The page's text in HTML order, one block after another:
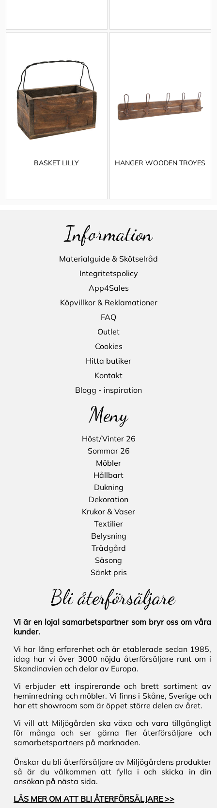
BASKET LILLY HANGER WOODEN TROYES
Information
Materialguide & Skötselråd
Integritetspolicy
App4Sales
Köpvillkor & Reklamationer
FAQ
Outlet
Cookies
Hitta butiker
Kontakt
Blogg - inspiration
Meny
Höst/Vinter 26
Sommar 26
Möbler
Hållbart
Dukning
Dekoration
Krukor & Vaser
Textilier
Belysning
Trädgård
Säsong
Sänkt pris
Bli återförsäljare
Vi är en lojal samarbetspartner som bryr oss om våra
kunder.
Vi har lång erfarenhet och är etablerade sedan 1985,
idag har vi över 3000 nöjda återförsäljare runt om i
Skandinavien och delar av Europa.
Vi erbjuder ett inspirerande och brett sortiment av
heminredning och möbler. Vi finns i Skåne, Sverige och
har ett showroom som är öppet större delen av året.
Vi vill att Miljögården ska växa och vara tillgängligt
för många och ser gärna fler återförsäljare och
samarbetspartners på marknaden.
Önskar du bli återförsäljare av Miljögårdens produkter
så är du välkommen att fylla i och skicka in din
ansökan på nästa sida.
LÄS MER OM ATT BLI ÅTERFÖRSÄLJARE >>